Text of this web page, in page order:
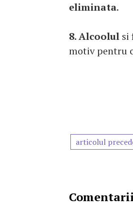
eliminata.
8. Alcoolul si
motiv pentru
articolul